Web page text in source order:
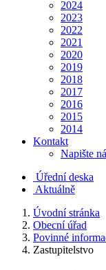
2024
2023
2022
2021
2020
2019
2018
2017
2016
2015
2014
Kontakt
Napište
Úřední deska
Aktuálně
Úvodní stránka
Obecní úřad
Povinné
Zastupitelstvo